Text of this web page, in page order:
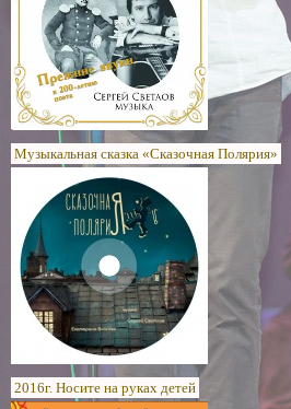
Музыкальная сказка «Сказочная Полярия»
2016г. Носите на руках детей